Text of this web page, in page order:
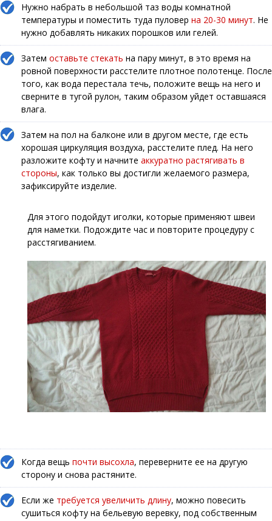
Нужно набрать в небольшой таз воды комнатной
температуры и поместить туда пуловер на 20-30 минут. Не
нужно добавлять никаких порошков или гелей.
Затем оставьте стекать на пару минут, в это время на
ровной поверхности расстелите плотное полотенце. После
того, как вода перестала течь, положите вещь на него и
сверните в тугой рулон, таким образом уйдет оставшаяся
влага.
Затем на пол на балконе или в другом месте, где есть
хорошая циркуляция воздуха, расстелите плед. На него
разложите кофту и начните аккуратно растягивать в
стороны, как только вы достигли желаемого размера,
зафиксируйте изделие.
Для этого подойдут иголки, которые применяют швеи
для наметки. Подождите час и повторите процедуру с
расстягиванием.
Когда вещь почти высохла, переверните ее на другую
сторону и снова растяните.
Если же требуется увеличить длину, можно повесить
сушиться кофту на бельевую веревку, под собственным